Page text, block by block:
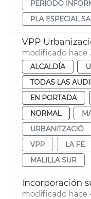
PERÍODO
PLA ESPECIAL
VPP
modificado hace
ALCALDÍA
TODAS LAS
EN PORTADA
NORMAL
URBANITZACIÓ
VPP
LA FE
MALILLA SUR
modificado hace